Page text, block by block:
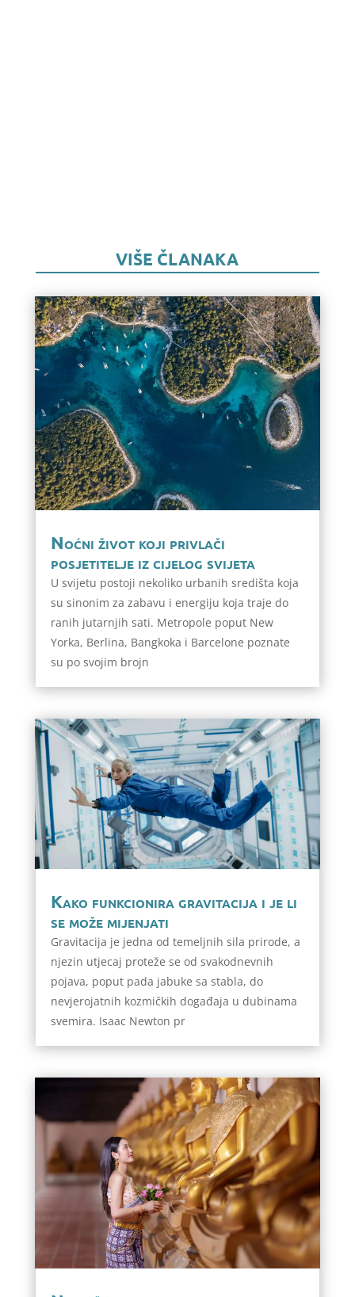
VIŠE ČLANAKA
Noćni život koji privlači
posjetitelje iz cijelog svijeta
U svijetu postoji nekoliko urbanih središta koja
su sinonim za zabavu i energiju koja traje do
ranih jutarnjih sati. Metropole poput New
Yorka, Berlina, Bangkoka i Barcelone poznate
su po svojim brojn
Kako funkcionira gravitacija i je li
se može mijenjati
Gravitacija je jedna od temeljnih sila prirode, a
njezin utjecaj proteže se od svakodnevnih
pojava, poput pada jabuke sa stabla, do
nevjerojatnih kozmičkih događaja u dubinama
svemira. Isaac Newton pr